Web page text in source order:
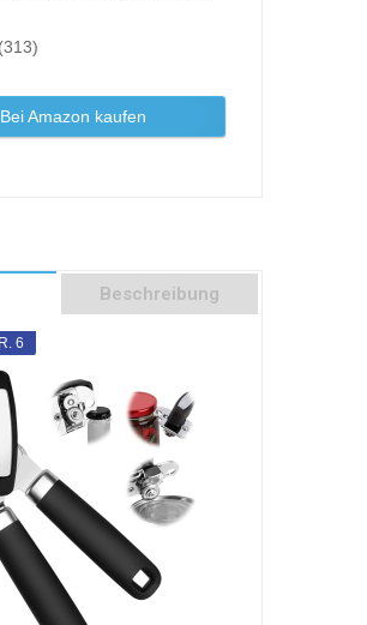
(313)
Bei Amazon kaufen
Beschreibung
6